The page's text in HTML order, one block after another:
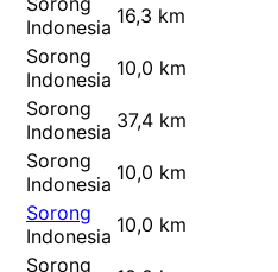
Indonesia 16,3 km
Sorong
Indonesia 10,0 km
Sorong
Indonesia 37,4 km
Sorong
Indonesia 10,0 km
Sorong
Indonesia 10,0 km
Sorong